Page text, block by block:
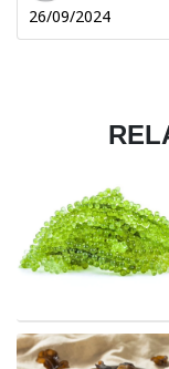
26/09/2024